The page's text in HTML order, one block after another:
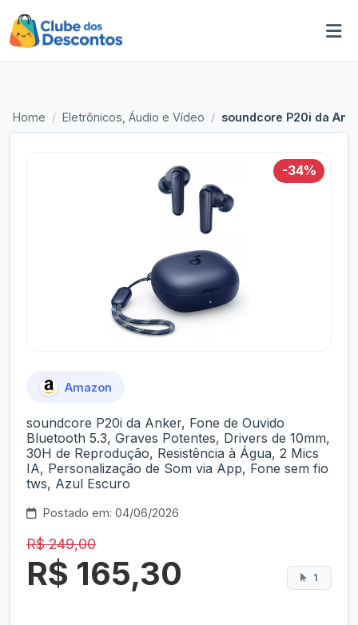
Home Eletrônicos, Áudio e Vídeo soundcore P20i da
-34%
Amazon
soundcore P20i da Anker, Fone de Ouvido
Bluetooth 5.3, Graves Potentes, Drivers de 10mm,
30H de Reprodução, Resistência à Água, 2 Mics
IA, Personalização de Som via App, Fone sem fio
tws, Azul Escuro
Postado em: 04/06/2026
R$ 249,00
R$ 165,30 1